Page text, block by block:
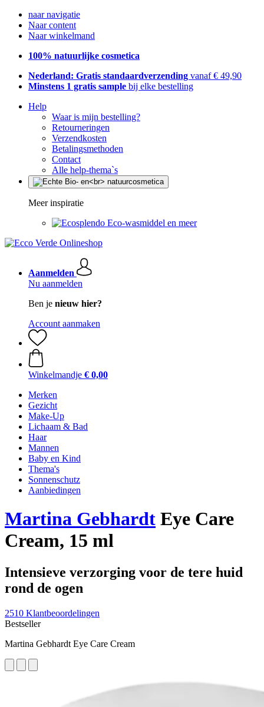
naar navigatie
Naar content
Naar winkelmand
100% natuurlijke cosmetica
Nederland: Gratis standaardverzending vanaf € 49,90
Minstens 1 gratis sample bij elke bestelling
Help
Waar is mijn bestelling?
Retourneringen
Verzendkosten
Betalingsmethoden
Contact
Alle help-thema`s
Meer inspiratie
Eco-wasmiddel en meer
Aanmelden
Nu aanmelden
Ben je nieuw hier?
Account aanmaken
Winkelmandje € 0,00
Merken
Gezicht
Make-Up
Lichaam & Bad
Haar
Mannen
Baby en Kind
Thema's
Sonnenschutz
Aanbiedingen
Martina Gebhardt Eye Care
Cream, 15 ml
Intensieve verzorging voor de tere huid
rond de ogen
2510 Klantbeoordelingen
Bestseller
Martina Gebhardt Eye Care Cream